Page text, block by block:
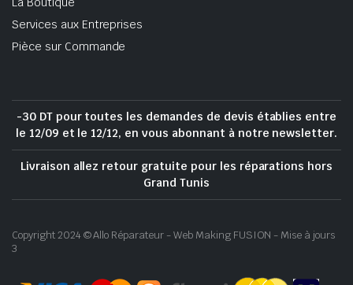
Services aux Entreprises
Pièce sur Commande
-30 DT pour toutes les demandes de devis établies entre
le 12/09 et le 12/12, en vous abonnant à notre newsletter.
Livraison allez retour gratuite pour les réparations hors
Grand Tunis
Copyright 2024 © Allo Réparateur - Web Making FUSION - Mise à jours
3